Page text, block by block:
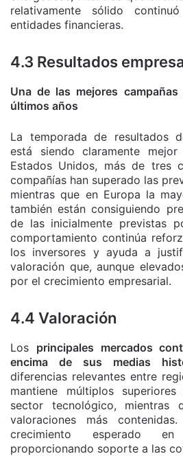
relativamente sólido
entidades financieras.
4.3 Resultados
Una de las mejores
últimos años
La temporada de resultados
está siendo claramente
Estados Unidos, más de tres
compañías han superado las
mientras que en Europa la
también están consiguiendo
de las inicialmente previstas
comportamiento continúa
los inversores y ayuda a
valoración que, aunque
por el crecimiento empresarial.
4.4 Valoración
Los principales mercados
encima de sus medias
diferencias relevantes entre
mantiene múltiplos
sector tecnológico, mientras
valoraciones más
crecimiento esperado
proporcionando soporte a las